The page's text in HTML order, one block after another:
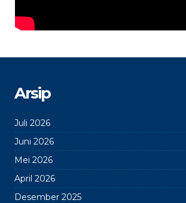
Arsip
Juli 2026
Juni 2026
Mei 2026
April 2026
Desember 2025